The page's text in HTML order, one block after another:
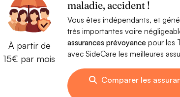
À partir de
15€ par mois
maladie, accident !
Vous êtes indépendants, et
très importantes voire
assurances prévoyancepour les
avec SideCare les meilleures
Comparer les